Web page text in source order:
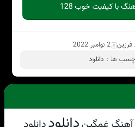
با کیفیت خوب 128
فرزین 2 نوامبر 2022
ها : دانلود